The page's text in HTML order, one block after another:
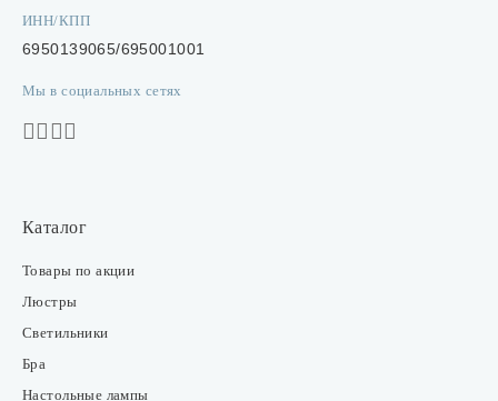
ИНН/КПП
6950139065/695001001
Мы в социальных сетях
Каталог
Товары по акции
Люстры
Светильники
Бра
Настольные лампы